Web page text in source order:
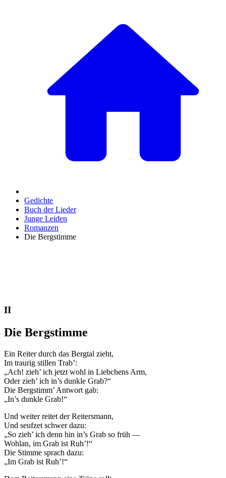
Gedichte
Buch der Lieder
Junge Leiden
Romanzen
Die Bergstimme
II
Die Bergstimme
Ein Reiter durch das Bergtal zieht,
Im traurig stillen Trab’:
„Ach! zieh’ ich jetzt wohl in Liebchens Arm,
Oder zieh’ ich in’s dunkle Grab?“
Die Bergstimm’ Antwort gab:
„In’s dunkle Grab!“
Und weiter reitet der Reitersmann,
Und seufzet schwer dazu:
„So zieh’ ich denn hin in’s Grab so früh —
Wohlan, im Grab ist Ruh’!“
Die Stimme sprach dazu:
„Im Grab ist Ruh’!“